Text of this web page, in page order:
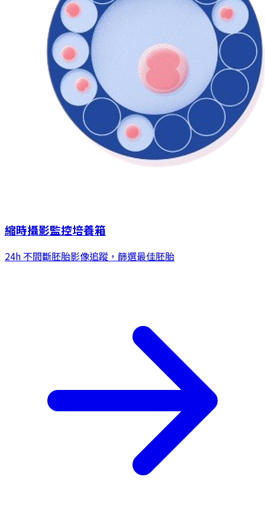
縮時攝影監控培養箱
24h 不間斷胚胎影像追蹤，篩選最佳胚胎